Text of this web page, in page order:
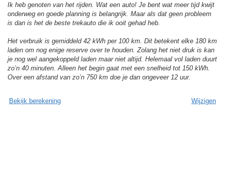
Ik heb genoten van het rijden. Wat een auto! Je bent wat meer tijd kwijt
onderweg en goede planning is belangrijk. Maar als dat geen probleem
is dan is het de beste trekauto die ik ooit gehad heb.
Het verbruik is gemiddeld 42 kWh per 100 km. Dit betekent elke 180 km
laden om nog enige reserve over te houden. Zolang het niet druk is kan
je nog wel aangekoppeld laden maar niet altijd. Helemaal vol laden duurt
zo’n 40 minuten. Alleen het begin gaat met een snelheid tot 150 kWh.
Over een afstand van zo’n 750 km doe je dan ongeveer 12 uur.
Bekijk berekening Wijzigen